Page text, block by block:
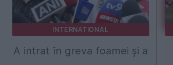
INTERNATIONAL
A intrat în greva foamei și a